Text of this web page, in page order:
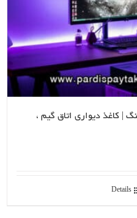
| کاغذ دیواری اتاق گیم ،
Details